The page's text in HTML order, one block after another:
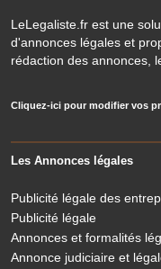
LeLegaliste.fr est une
d'annonces légales et
rédaction des annonces,
Cliquez-ici pour modifier vos
Les Annonces légales
Publicité légale des
Publicité légale
Annonces et formalités
Annonce judiciaire et